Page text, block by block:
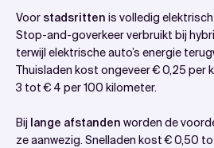
Voor stadsritten is volledig
Stop-and-goverkeer verbruikt bij
terwijl elektrische auto’s energie
Thuisladen kost ongeveer € 0,25 per
3 tot € 4 per 100 kilometer.
Bij lange afstanden worden de
ze aanwezig. Snelladen kost € 0,50